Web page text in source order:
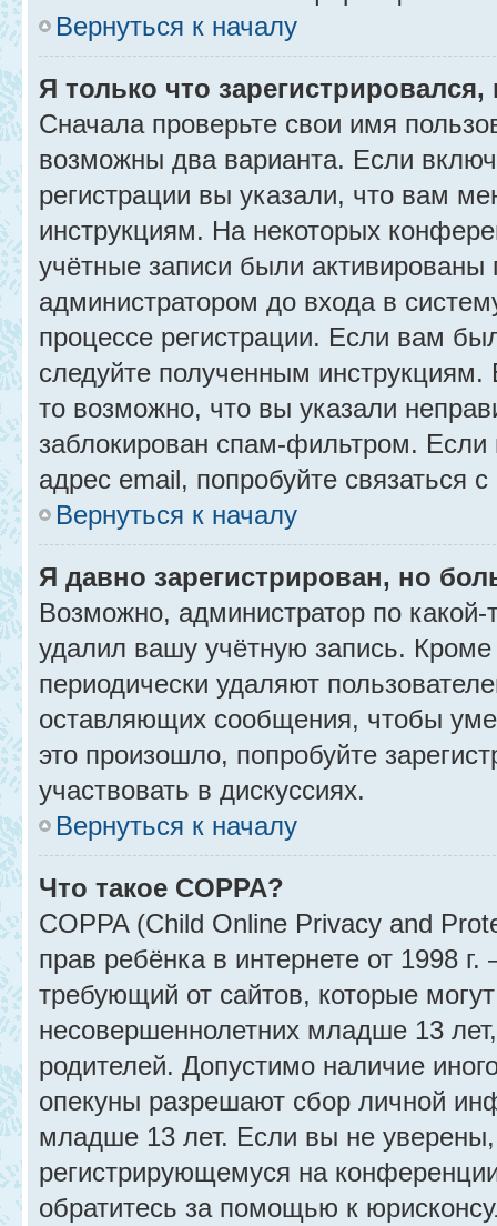
Вернуться к началу
Я только что
Сначала проверьте свои имя
возможны два варианта. Если
регистрации вы указали, что вам
инструкциям. На некоторых
учётные записи были активированы
администратором до входа в
процессе регистрации. Если вам
следуйте полученным
то возможно, что вы указали
заблокирован спам-фильтром.
адрес email, попробуйте связаться
Вернуться к началу
Я давно зарегистрирован, но
Возможно, администратор по
удалил вашу учётную запись.
периодически удаляют
оставляющих сообщения, чтобы
это произошло, попробуйте
участвовать в дискуссиях.
Вернуться к началу
Что такое COPPA?
COPPA (Child Online Privacy and
прав ребёнка в интернете от 1998
требующий от сайтов, которые
несовершеннолетних младше 13
родителей. Допустимо наличие
опекуны разрешают сбор личной
младше 13 лет. Если вы не
регистрирующемуся на
обратитесь за помощью к